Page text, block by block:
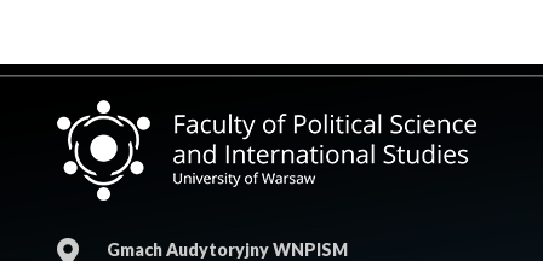
Gmach Audytoryjny WNPISM